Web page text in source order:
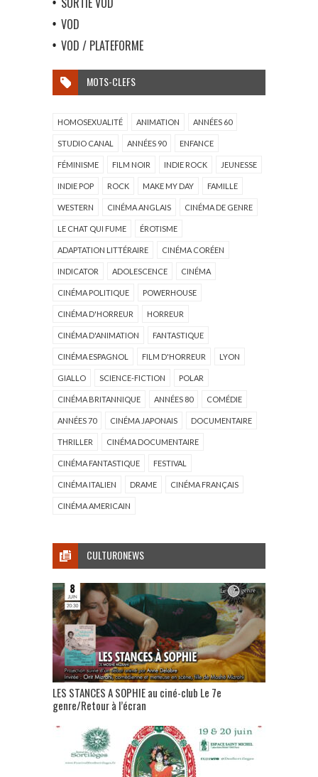
VOD
VOD / PLATEFORME
MOTS-CLEFS
HOMOSEXUALITÉ ANIMATION ANNÉES 60
STUDIO CANAL ANNÉES 90 ENFANCE
FÉMINISME FILM NOIR INDIE ROCK JEUNESSE
INDIE POP ROCK MAKE MY DAY FAMILLE
WESTERN CINÉMA ANGLAIS CINÉMA DE GENRE
LE CHAT QUI FUME ÉROTISME
ADAPTATION LITTÉRAIRE CINÉMA CORÉEN
INDICATOR ADOLESCENCE CINÉMA
CINÉMA POLITIQUE POWERHOUSE
CINÉMA D'HORREUR HORREUR
CINÉMA D'ANIMATION FANTASTIQUE
CINÉMA ESPAGNOL FILM D'HORREUR LYON
GIALLO SCIENCE-FICTION POLAR
CINÉMA BRITANNIQUE ANNÉES 80 COMÉDIE
ANNÉES 70 CINÉMA JAPONAIS DOCUMENTAIRE
THRILLER CINÉMA DOCUMENTAIRE
CINÉMA FANTASTIQUE FESTIVAL
CINÉMA ITALIEN DRAME CINÉMA FRANÇAIS
CINÉMA AMERICAIN
CULTURONEWS
LES STANCES A SOPHIE au ciné-club Le 7e
genre/Retour à l’écran